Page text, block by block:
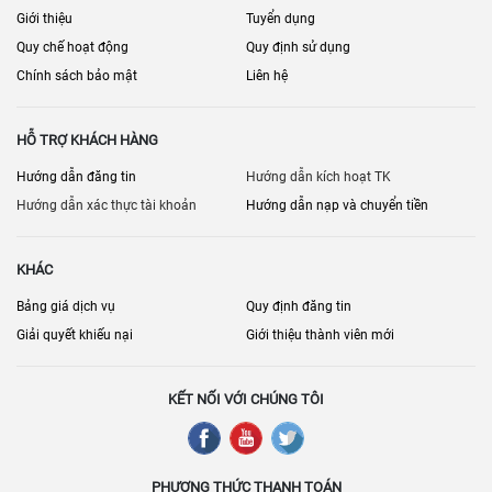
Giới thiệu
Tuyển dụng
Quy chế hoạt động
Quy định sử dụng
Chính sách bảo mật
Liên hệ
HỖ TRỢ KHÁCH HÀNG
Hướng dẫn đăng tin
Hướng dẫn kích hoạt TK
Hướng dẫn xác thực tài khoản
Hướng dẫn nạp và chuyển tiền
KHÁC
Bảng giá dịch vụ
Quy định đăng tin
Giải quyết khiếu nại
Giới thiệu thành viên mới
KẾT NỐI VỚI CHÚNG TÔI
PHƯƠNG THỨC THANH TOÁN